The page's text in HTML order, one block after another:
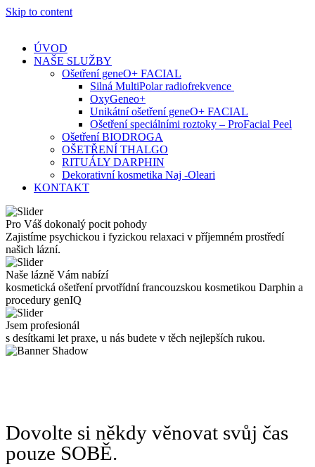
Skip to content
ÚVOD
NAŠE SLUŽBY
Ošetření geneO+ FACIAL
Silná MultiPolar radiofrekvence
OxyGeneo+
Unikátní ošetření geneO+ FACIAL
Ošetření speciálními roztoky – ProFacial Peel
Ošetření BIODROGA
OŠETŘENÍ THALGO
RITUÁLY DARPHIN
Dekorativní kosmetika Naj -Oleari
KONTAKT
Pro Váš dokonalý pocit pohody
Zajistíme psychickou i fyzickou relaxaci v příjemném prostředí
našich lázní.
Naše lázně Vám nabízí
kosmetická ošetření prvotřídní francouzskou kosmetikou Darphin a
procedury genIQ
Jsem profesionál
s desítkami let praxe, u nás budete v těch nejlepších rukou.
Dovolte si někdy věnovat svůj čas
pouze SOBĚ.